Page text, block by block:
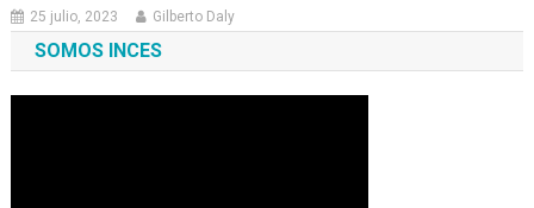
25 julio, 2023 Gilberto Daly
SOMOS INCES